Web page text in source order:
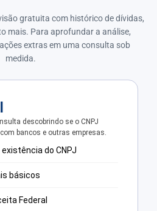
gratuita com histórico de dívidas,
mais. Para aprofundar a análise,
extras em uma consulta sob
medida.
descobrindo se o CNPJ
bancos e outras empresas.
do CNPJ
básicos
Federal